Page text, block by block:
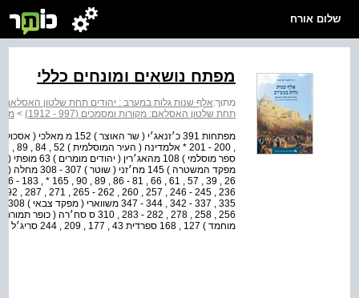
שלום אורח
מפתח נושאים ומונחים כללי
מתוך:אלף שנות גלות במערב : יהודים תחת שלטון האסלאם: מקורות
תחת שלטון האסלאם: מקורות ומסמכים (997 - 1912)
>
מוחמד ) 127 , 168 ספרדית 43 , 177 , 209 , 244 סריג׳ל ( אוכף )...